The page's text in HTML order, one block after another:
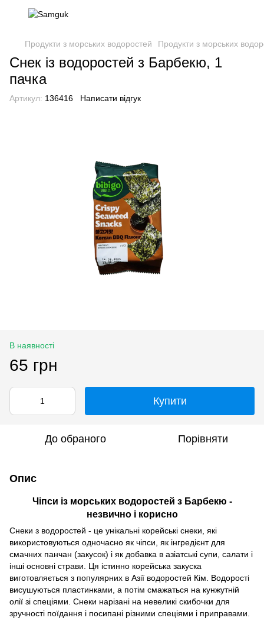
Продукти з морських водоростей Продукти з морських
Снек із водоростей з Барбекю, 1
пачка
Артикул: 136416 Написати відгук
В наявності
65 грн
Купити
До обраного Порівняти
Опис
Чіпси із морських водоростей з Барбекю -
незвично і корисно
Снеки з водоростей - це унікальні корейські снеки, які
використовуються одночасно як чіпси, як інгредієнт для
смачних панчан (закусок) і як добавка в азіатські супи, салати і
інші основні страви. Ця істинно корейська закуска
виготовляється з популярних в Азії водоростей Кім. Водорості
висушуються пластинками, а потім смажаться на кунжутній
олії зі спеціями. Снеки нарізані на невеликі скибочки для
зручності поїдання і посипані різними спеціями і приправами.